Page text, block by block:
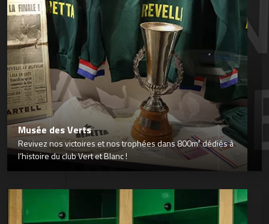
Musée des Verts
Revivez nos victoires et nos trophées dans 800m² dédiés à
l’histoire du club Vert et Blanc !